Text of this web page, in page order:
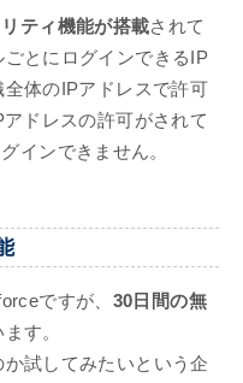
ティ機能が搭載されて
とにログインできるIP
体のIPアドレスで許可
ドレスの許可がされて
インできません。
ですが、 30日間の無
す。
試してみたいという企